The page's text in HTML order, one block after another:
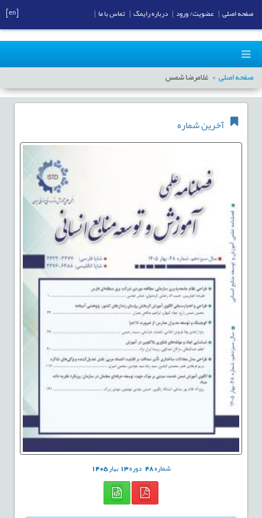
صفحه اصلی غلامرضا شمس
آخرین شماره
شماره48 دوره13بهار1405
صفحه اصلی عضویت/ ورود درباره رایمگ تماس با ما